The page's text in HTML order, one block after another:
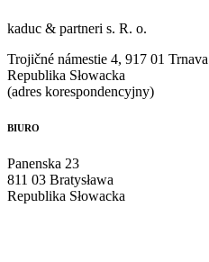
kaduc & partneri s. R. o.
Trojičné námestie 4, 917 01 Trnava
Republika Słowacka
(adres korespondencyjny)
BIURO
Panenska 23
811 03 Bratysława
Republika Słowacka